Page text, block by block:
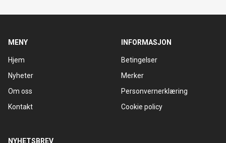
MENY
Hjem
Nyheter
Om oss
Kontakt
INFORMASJON
Betingelser
Merker
Personvernerklæring
Cookie policy
NYHETSBREV